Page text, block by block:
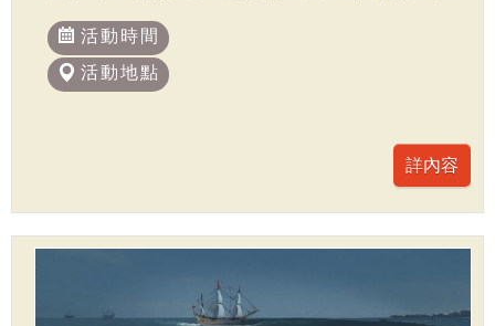
活動時間
活動地點